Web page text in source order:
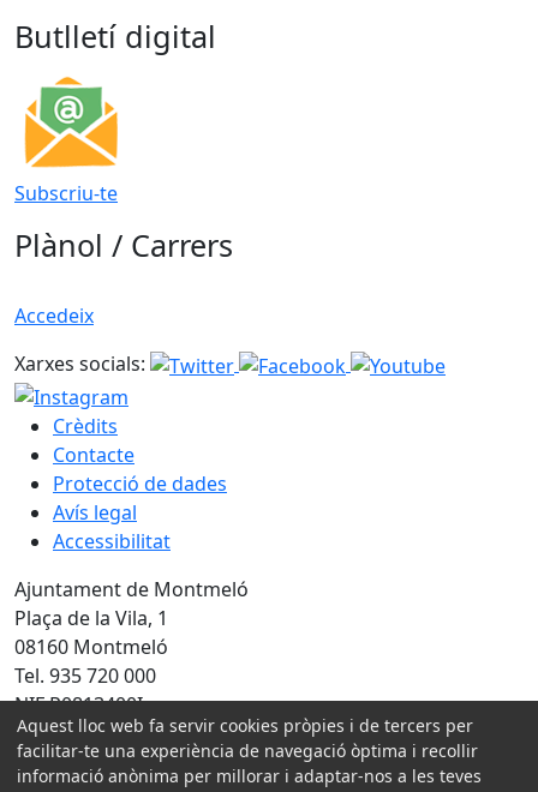
Butlletí digital
Subscriu-te
Plànol / Carrers
Accedeix
Xarxes socials:
Crèdits
Contacte
Protecció de dades
Avís legal
Accessibilitat
Ajuntament de Montmeló
Plaça de la Vila, 1
08160 Montmeló
Tel. 935 720 000
NIF P0813400I
Amb la col·laboració de:
Aquest lloc web fa servir cookies pròpies i de tercers per
facilitar-te una experiència de navegació òptima i recollir
informació anònima per millorar i adaptar-nos a les teves